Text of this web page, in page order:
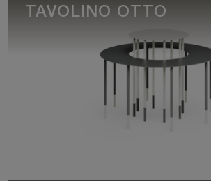
TAVOLINO OTTO